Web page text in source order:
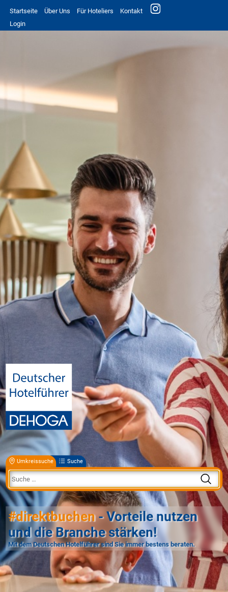
Startseite Über Uns Für Hoteliers
Kontakt
Login
Umkreissuche Suche
#direktbuchen- Vorteile nutzen
und die Branche stärken!
Mit dem Deutschen Hotelführer sind Sie immer bestens beraten.